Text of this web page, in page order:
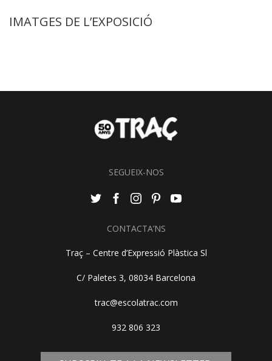
IMATGES DE L’EXPOSICIÓ
SEGUEIX-NOS
CONTACTA’NS
Traç – Centre d’Expressió Plàstica Sl
C/ Paletes 3, 08034 Barcelona
trac@escolatrac.com
932 806 323